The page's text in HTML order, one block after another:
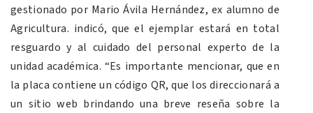
gestionado por Mario Ávila Hernández, ex alumno de
Agricultura. indicó, que el ejemplar estará en total
resguardo y al cuidado del personal experto de la
unidad académica. “Es importante mencionar, que en
la placa contiene un código QR, que los direccionará a
un sitio web brindando una breve reseña sobre la